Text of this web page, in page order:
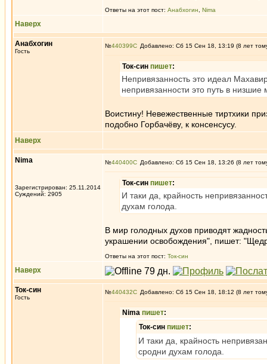
Ответы на этот пост: Анабхогин Nima
Наверх
Анабхогин
Гость
№440399 Добавлено: Сб 15 Сен 18, 13:19 (8 лет
Ток-син пишет:
Непривязанность это идеал
непривязанности это путь в
Воистину! Невежественные тиртхики
подобно Горбачёву, к консенсусу.
Наверх
Nima
Зарегистрирован: 25.11.2014
Суждений: 2905
№440400 Добавлено: Сб 15 Сен 18, 13:26 (8 лет
Ток-син пишет:
И таки да, крайность
духам голода.
В мир голодных духов приводят
украшении освобождения", пишет:
Ответы на этот пост: Ток-син
Наверх
Ток-син
Гость
№440432 Добавлено: Сб 15 Сен 18, 18:12 (8 лет
Nima пишет:
Ток-син пишет:
И таки да, крайность
сродни духам голода.